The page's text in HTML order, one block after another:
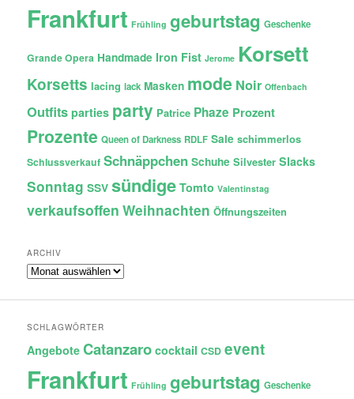
Frankfurt Frühling geburtstag Geschenke
Grande Opera Handmade Iron Fist Jerome Korsett
Korsetts lacing lack Masken mode Noir Offenbach
Outfits parties party Patrice Phaze Prozent
Prozente Queen of Darkness RDLF Sale schimmerlos
Schlussverkauf Schnäppchen Schuhe Silvester Slacks
Sonntag SSV sündige Tomto Valentinstag
verkaufsoffen Weihnachten Öffnungszeiten
ARCHIV
Archiv
SCHLAGWÖRTER
Angebote Catanzaro cocktail CSD event
Frankfurt Frühling geburtstag Geschenke